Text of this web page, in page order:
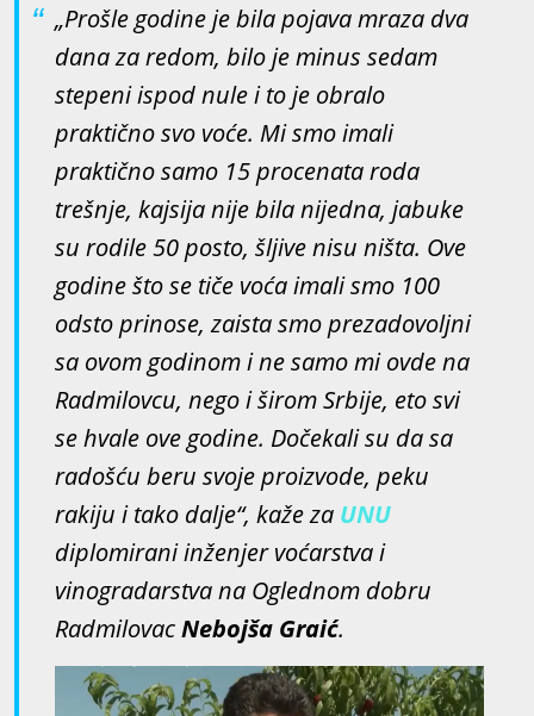
„Prošle godine je bila pojava mraza dva
dana za redom, bilo je minus sedam
stepeni ispod nule i to je obralo
praktično svo voće. Mi smo imali
praktično samo 15 procenata roda
trešnje, kajsija nije bila nijedna, jabuke
su rodile 50 posto, šljive nisu ništa. Ove
godine što se tiče voća imali smo 100
odsto prinose, zaista smo prezadovoljni
sa ovom godinom i ne samo mi ovde na
Radmilovcu, nego i širom Srbije, eto svi
se hvale ove godine. Dočekali su da sa
radošću beru svoje proizvode, peku
rakiju i tako dalje“, kaže za UNU
diplomirani inženjer voćarstva i
vinogradarstva na Oglednom dobru
RadmilovacNebojša Graić.